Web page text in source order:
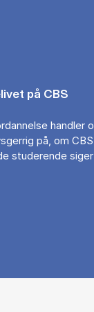
på CBS
handler
på, om
studerende